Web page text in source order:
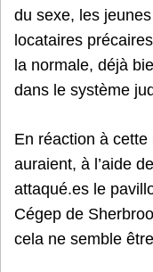
du sexe, les
locataires
la normale, déjà
dans le système
En réaction à
auraient, à l’aide
attaqué.es le
Cégep de
cela ne semble